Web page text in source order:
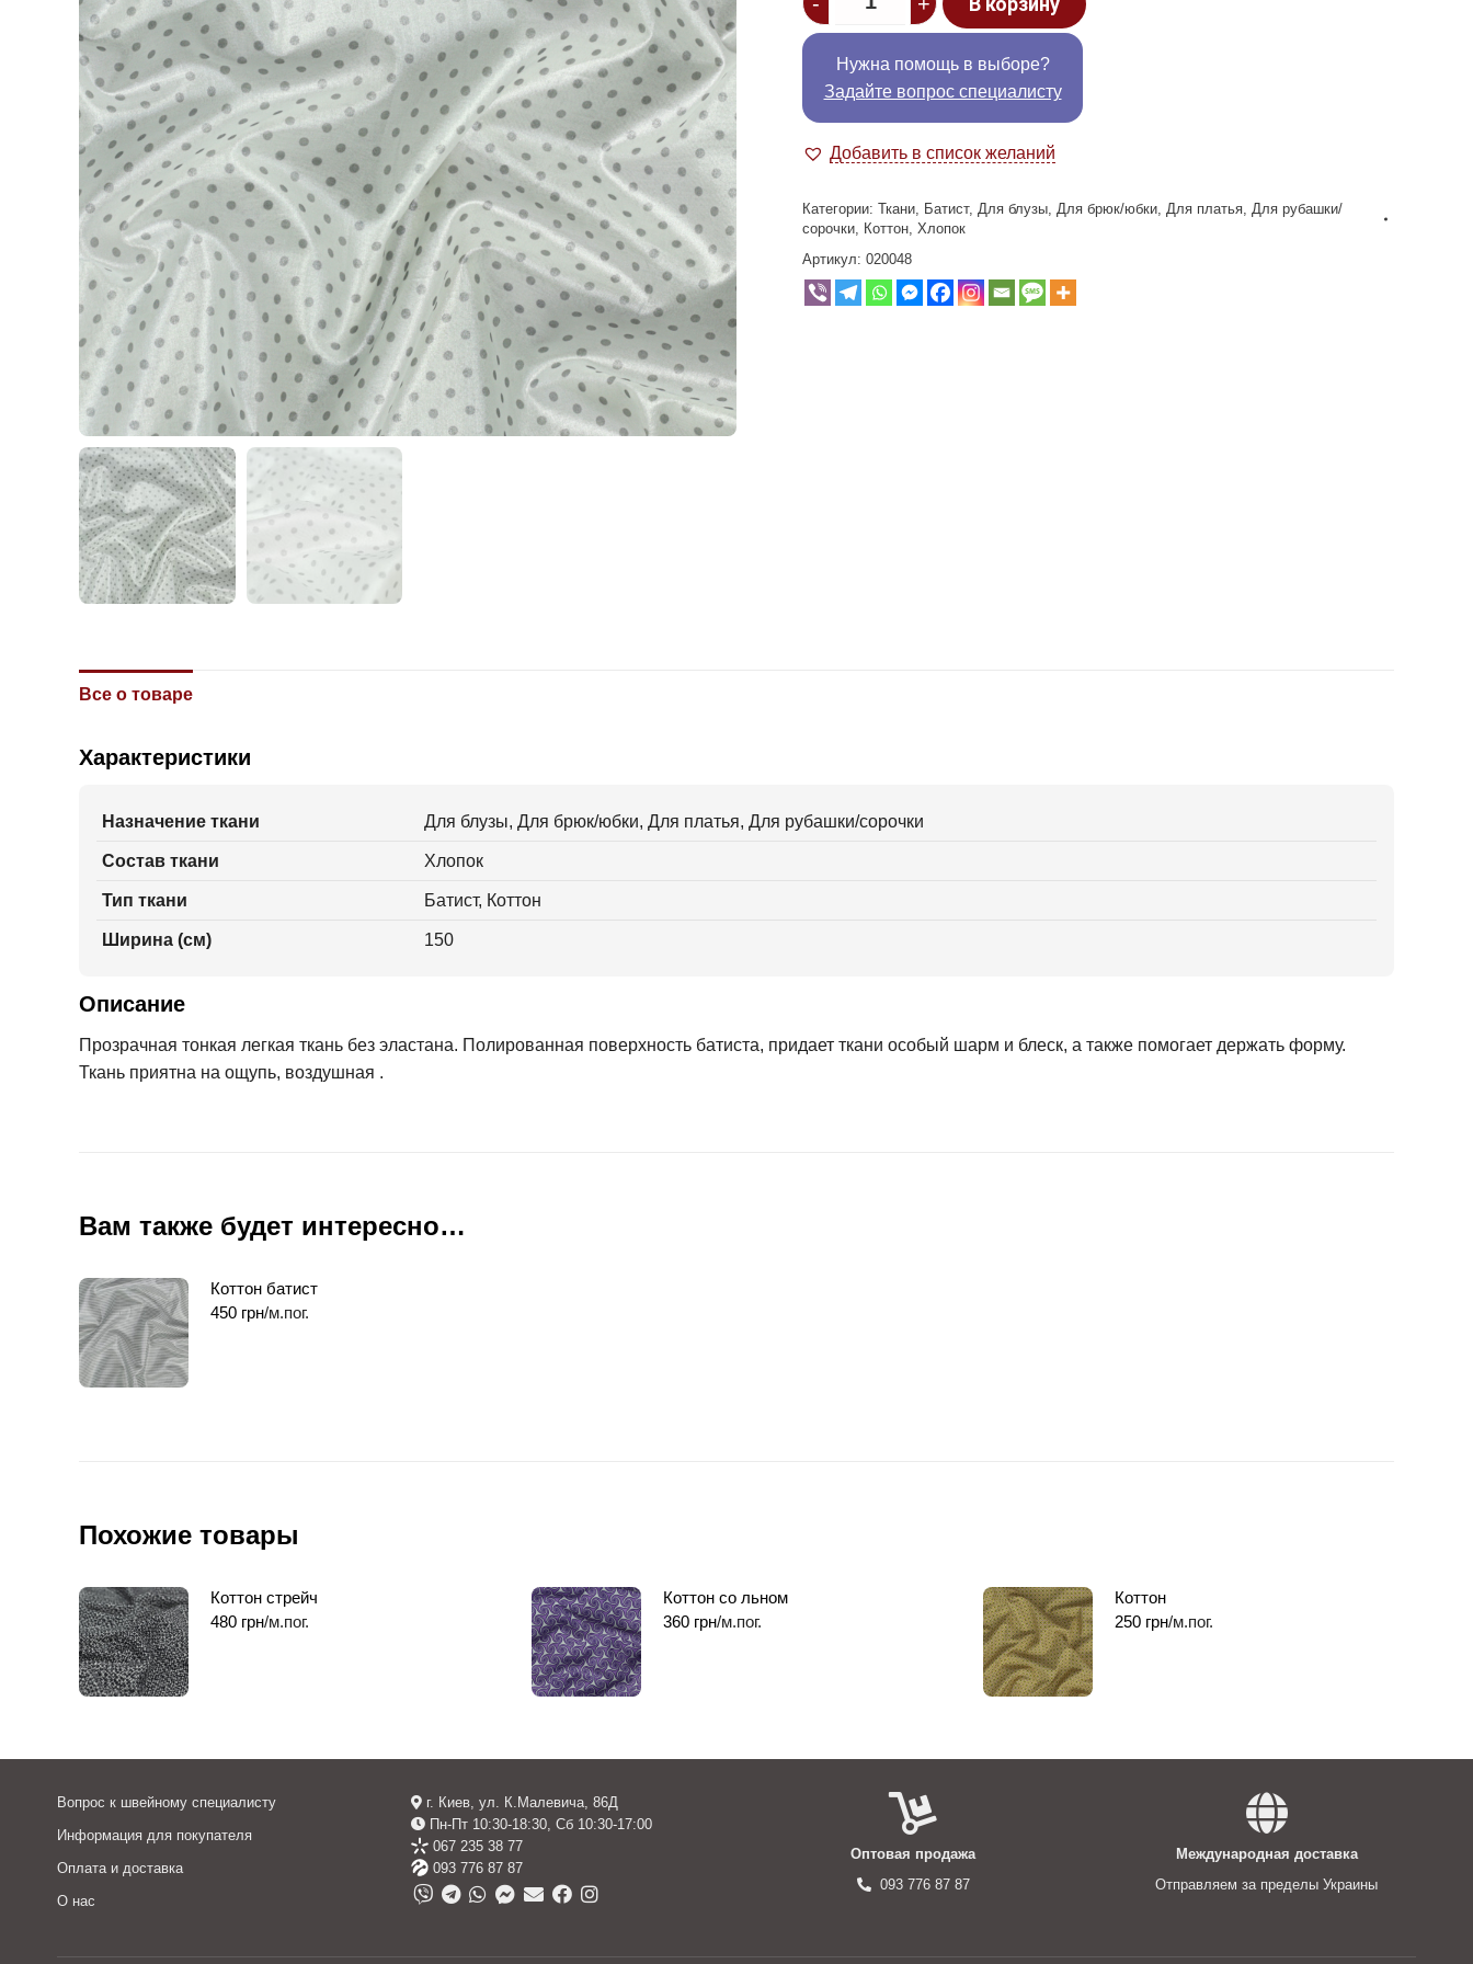
Нужна помощь в выборе?
Задайте вопрос специалисту
Добавить в список желаний
Категории: Ткани, Батист, Для блузы, Для брюк/юбки, Для платья, Для рубашки/
сорочки, Коттон, Хлопок
Артикул: 020048
Все о товаре
Характеристики
Назначение ткани Для блузы, Для брюк/юбки, Для платья, Для рубашки/сорочки
Состав ткани Хлопок
Тип ткани Батист, Коттон
Ширина (см) 150
Описание
Прозрачная тонкая легкая ткань без эластана. Полированная поверхность батиста, придает ткани особый шарм и блеск, а также помогает держать форму.
Ткань приятна на ощупь, воздушная .
Вам также будет интересно…
Коттон батист
450 грн/м.пог.
Похожие товары
Коттон стрейч
480 грн/м.пог.
Коттон со льном
360 грн/м.пог.
Коттон
250 грн/м.пог.
Вопрос к швейному специалисту
Информация для покупателя
Оплата и доставка
О нас
г. Киев, ул. К.Малевича, 86Д
Пн-Пт 10:30-18:30, Сб 10:30-17:00
067 235 38 77
093 776 87 87
Оптовая продажа
093 776 87 87
Международная доставка
Отправляем за пределы Украины